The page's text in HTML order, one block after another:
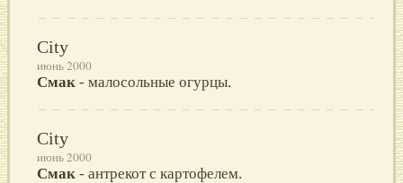
City
июнь 2000
Смак - малосольные огурцы.
City
июнь 2000
Смак - антрекот с картофелем.